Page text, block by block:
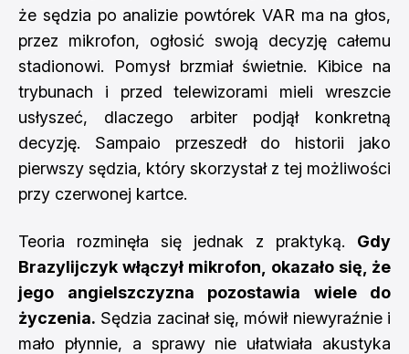
że sędzia po analizie powtórek VAR ma na głos,
przez mikrofon, ogłosić swoją decyzję całemu
stadionowi. Pomysł brzmiał świetnie. Kibice na
trybunach i przed telewizorami mieli wreszcie
usłyszeć, dlaczego arbiter podjął konkretną
decyzję. Sampaio przeszedł do historii jako
pierwszy sędzia, który skorzystał z tej możliwości
przy czerwonej kartce.
Teoria rozminęła się jednak z praktyką. Gdy
Brazylijczyk włączył mikrofon, okazało się, że
jego angielszczyzna pozostawia wiele do
życzenia. Sędzia zacinał się, mówił niewyraźnie i
mało płynnie, a sprawy nie ułatwiała akustyka